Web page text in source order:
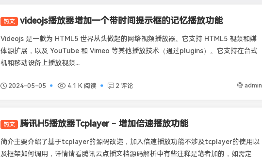
Videojs
热文 videojs播放器增加一个带时间提示框的记忆播放功能
Videojs 是一款为 HTML5 世界从头做起的网络视频播放器。它支持 HTML5 视频和媒
体源扩展，以及 YouTube 和 Vimeo 等其他播放技术（通过plugins）。它支持在台式
机和移动设备上播放视频...
2024-05-05 4.1 K 阅读 2 评论 admin
Tcplayer
热文 腾讯H5播放器Tcplayer - 增加倍速播放功能
简介主要介绍了基于tcplayer的源码改造，加入倍速播放功能不涉及tcplayer的使用以
及框架如何调用，详情请看腾讯云点播文档源码解析中有些注释是笔者加的，如需定